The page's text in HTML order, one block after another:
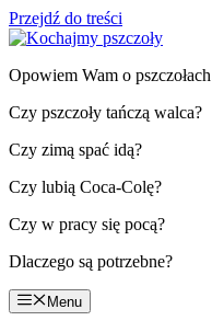
Przejdź do treści
Opowiem Wam o
Czy pszczoły tańczą walca?
Czy zimą spać idą?
Czy lubią Coca-Colę?
Czy w pracy się pocą?
Dlaczego są potrzebne?
Menu